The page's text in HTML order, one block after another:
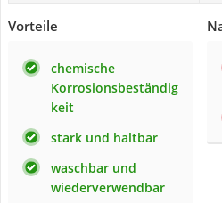
Vorteile
chemische
Korrosionsbeständig
keit
stark und haltbar
waschbar und
wiederverwendbar